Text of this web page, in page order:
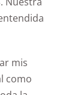
mis
como